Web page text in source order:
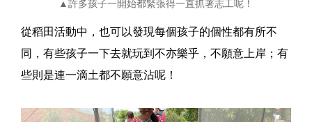
▲許多孩子一開始都緊張得一直抓著志工呢！
從稻田活動中，也可以發現每個孩子的個性都有所不
同，有些孩子一下去就玩到不亦樂乎，不願意上岸；有
些則是連一滴土都不願意沾呢！